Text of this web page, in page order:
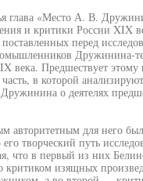
глава «Место А. В.
и критики России XIX
перед
Дружинина-
века. Предшествует этому
в которой
о деятелях
авторитетным для него
творческий путь
что в первый из них
критиком изящных